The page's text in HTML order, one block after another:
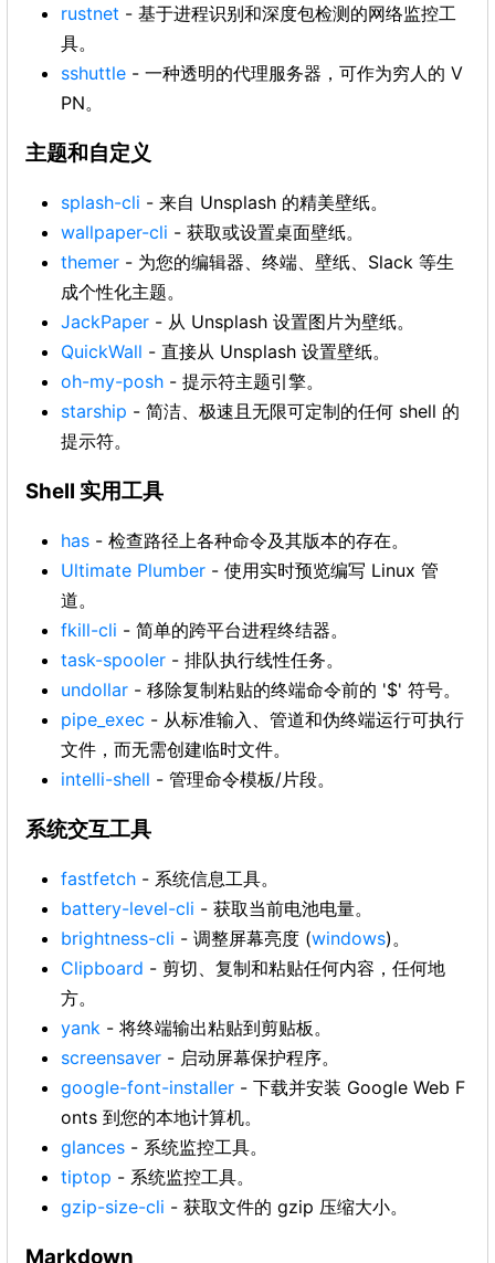
rustnet - 基于进程识别和深度包检测的网络监控工
具。
sshuttle - 一种透明的代理服务器，可作为穷人的 V
PN。
主题和自定义
splash-cli - 来自 Unsplash 的精美壁纸。
wallpaper-cli - 获取或设置桌面壁纸。
themer - 为您的编辑器、终端、壁纸、Slack 等生
成个性化主题。
JackPaper - 从 Unsplash 设置图片为壁纸。
QuickWall - 直接从 Unsplash 设置壁纸。
oh-my-posh - 提示符主题引擎。
starship - 简洁、极速且无限可定制的任何 shell 的
提示符。
Shell 实用工具
has - 检查路径上各种命令及其版本的存在。
Ultimate Plumber - 使用实时预览编写 Linux 管
道。
fkill-cli - 简单的跨平台进程终结器。
task-spooler - 排队执行线性任务。
undollar - 移除复制粘贴的终端命令前的 '$' 符号。
pipe_exec - 从标准输入、管道和伪终端运行可执行
文件，而无需创建临时文件。
intelli-shell - 管理命令模板/片段。
系统交互工具
fastfetch - 系统信息工具。
battery-level-cli - 获取当前电池电量。
brightness-cli - 调整屏幕亮度 (windows)。
Clipboard - 剪切、复制和粘贴任何内容，任何地
方。
yank - 将终端输出粘贴到剪贴板。
screensaver - 启动屏幕保护程序。
google-font-installer - 下载并安装 Google Web F
onts 到您的本地计算机。
glances - 系统监控工具。
tiptop - 系统监控工具。
gzip-size-cli - 获取文件的 gzip 压缩大小。
Markdown